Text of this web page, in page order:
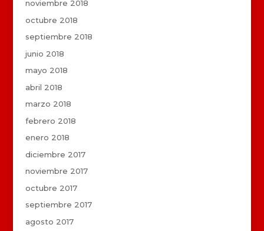
noviembre 2018
octubre 2018
septiembre 2018
junio 2018
mayo 2018
abril 2018
marzo 2018
febrero 2018
enero 2018
diciembre 2017
noviembre 2017
octubre 2017
septiembre 2017
agosto 2017